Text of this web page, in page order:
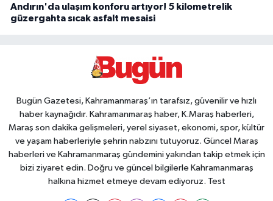
Andırın'da ulaşım konforu artıyor! 5 kilometrelik
güzergahta sıcak asfalt mesaisi
Bugün Gazetesi, Kahramanmaraş’ın tarafsız, güvenilir ve hızlı
haber kaynağıdır. Kahramanmaraş haber, K.Maraş haberleri,
Maraş son dakika gelişmeleri, yerel siyaset, ekonomi, spor, kültür
ve yaşam haberleriyle şehrin nabzını tutuyoruz. Güncel Maraş
haberleri ve Kahramanmaraş gündemini yakından takip etmek için
bizi ziyaret edin. Doğru ve güncel bilgilerle Kahramanmaraş
halkına hizmet etmeye devam ediyoruz. Test